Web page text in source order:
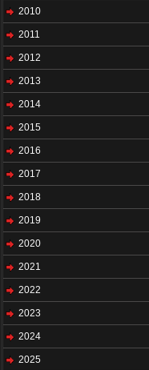
2010
2011
2012
2013
2014
2015
2016
2017
2018
2019
2020
2021
2022
2023
2024
2025